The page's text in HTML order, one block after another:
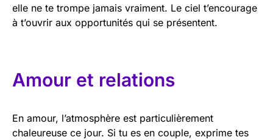
elle ne te trompe jamais vraiment. Le ciel t’encourage
à t’ouvrir aux opportunités qui se présentent.
Amour et relations
En amour, l’atmosphère est particulièrement
chaleureuse ce jour. Si tu es en couple, exprime tes